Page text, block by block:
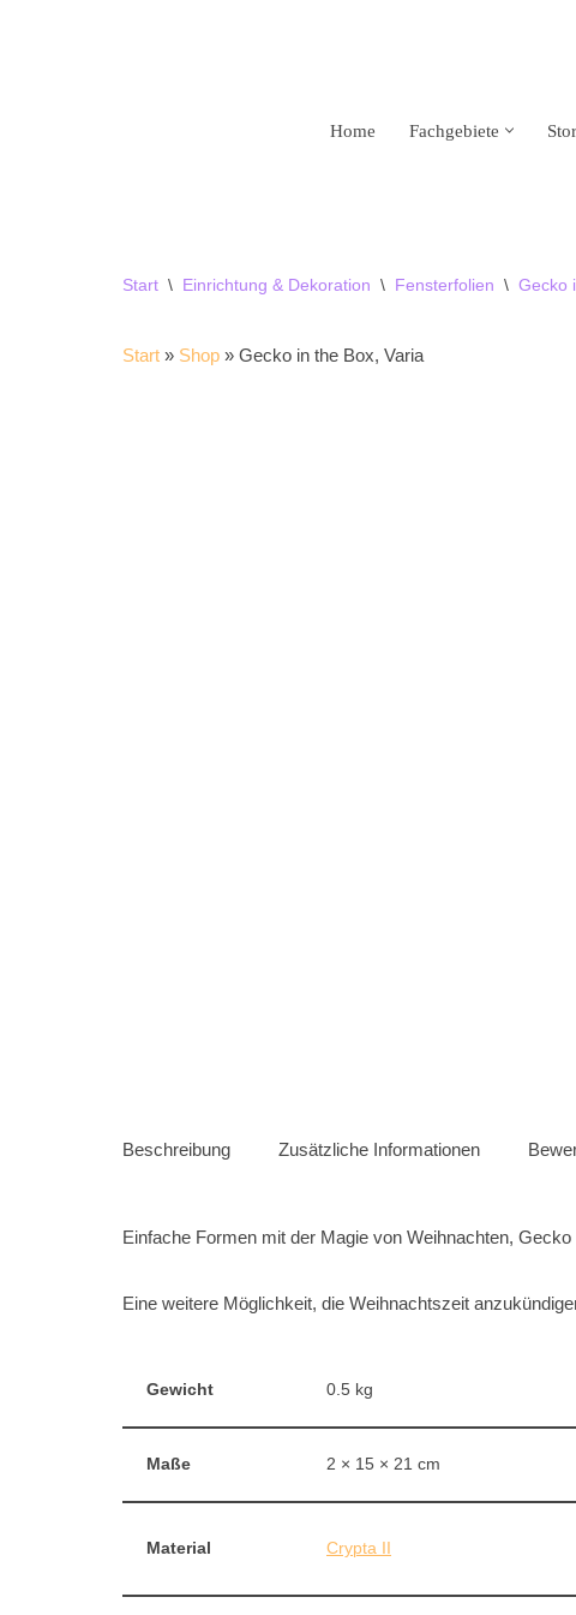
Home Fachgebiete
Start \ Einrichtung & Dekoration \ Fensterfolien \ Gecko
Start » Shop » Gecko in the Box, Varia
Beschreibung Zusätzliche Informationen
Einfache Formen mit der Magie von Weihnachten,
Eine weitere Möglichkeit, die Weihnachtszeit
Gewicht 0.5 kg
Maße 2 × 15 × 21 cm
Material Crypta II